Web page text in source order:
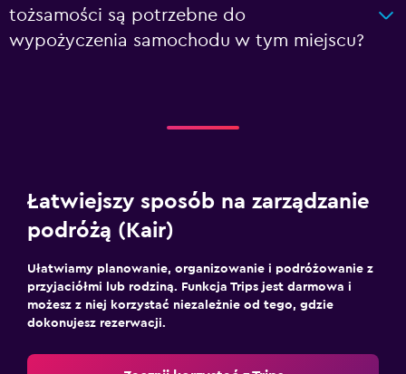
tożsamości są potrzebne do
wypożyczenia samochodu w tym miejscu?
Łatwiejszy sposób na zarządzanie
podróżą (Kair)
Ułatwiamy planowanie, organizowanie i podróżowanie z
przyjaciółmi lub rodziną. Funkcja Trips jest darmowa i
możesz z niej korzystać niezależnie od tego, gdzie
dokonujesz rezerwacji.